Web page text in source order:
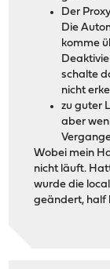
Der
Die
komme
schalte
nicht
zu guter
aber
Wobei mein
nicht läuft.
wurde die
geändert, half